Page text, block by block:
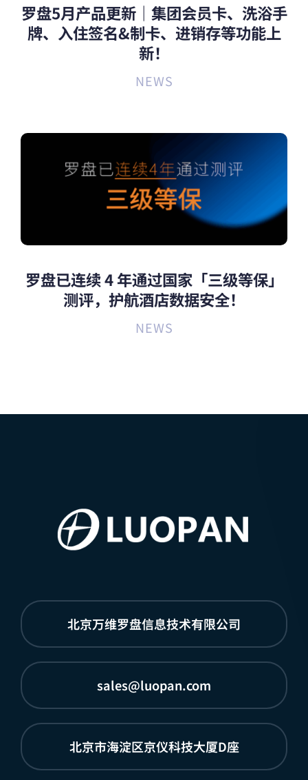
罗盘5月产品更新｜集团会员卡、洗浴手
牌、入住签名&制卡、进销存等功能上
新！
NEWS
罗盘已连续 4 年通过国家「三级等保」
测评，护航酒店数据安全！
NEWS
北京万维罗盘信息技术有限公司
sales@luopan.com
北京市海淀区京仪科技大厦D座